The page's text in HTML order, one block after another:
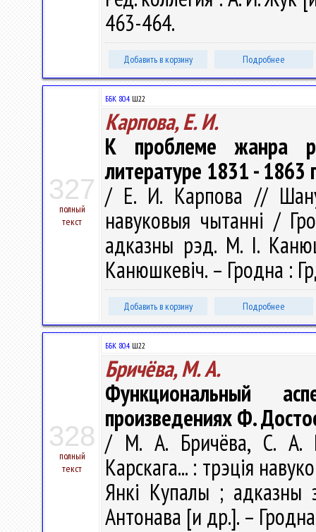
463-464.
Добавить в корзину Подробнее
327
полный
текст
ББК 80.4 Ш22
Карпова, Е. И.
К проблеме жанра
литературе 1831 - 1863
/ Е. И. Карпова //
навуковыя чытаннi /
адказны рэд. М. І.
Канюшкевіч. – Гродна :
Добавить в корзину Подробнее
328
полный
текст
ББК 80.4 Ш22
Бричёва, М. А.
Функциональный
произведениях Ф.
/ М. А. Бричёва, С. А.
Карскага... : трэція
Янкі Купалы ;
Антонава [и др.]. –